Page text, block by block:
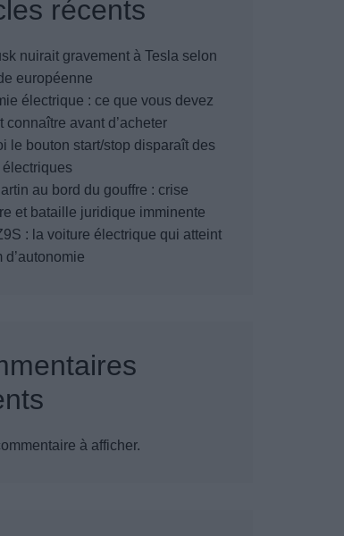
récents
nuirait gravement à Tesla selon
européenne
électrique : ce que vous devez
connaître avant d’acheter
le bouton start/stop disparaît des
au bord du gouffre : crise
et bataille juridique imminente
: la voiture électrique qui atteint
d’autonomie
à afficher.